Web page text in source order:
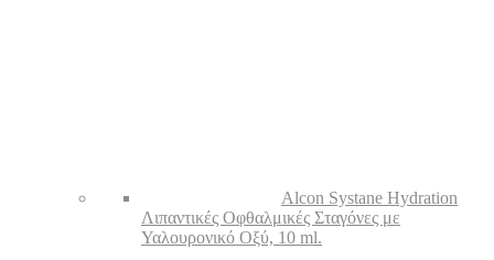
Alcon Systane Hydration
Λιπαντικές Οφθαλμικές Σταγόνες με
Υαλουρονικό Οξύ, 10 ml.